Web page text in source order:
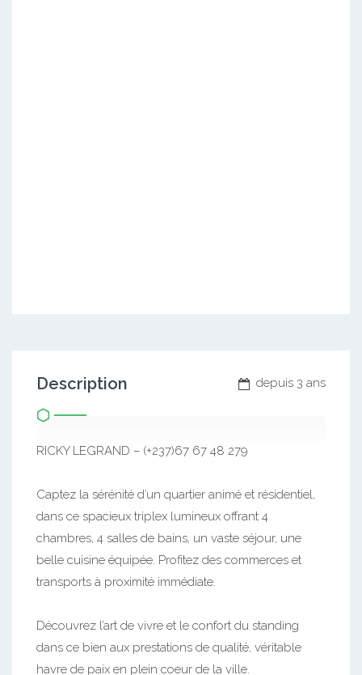
depuis 3 ans
Description
RICKY LEGRAND – (+237)67 67 48 279
Captez la sérénité d’un quartier animé et résidentiel,
dans ce spacieux triplex lumineux offrant 4
chambres, 4 salles de bains, un vaste séjour, une
belle cuisine équipée. Profitez des commerces et
transports à proximité immédiate.
Découvrez l’art de vivre et le confort du standing
dans ce bien aux prestations de qualité, véritable
havre de paix en plein coeur de la ville.